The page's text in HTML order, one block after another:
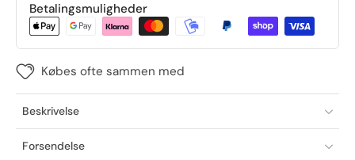
Betalingsmuligheder
Købes ofte sammen med
Beskrivelse
Forsendelse